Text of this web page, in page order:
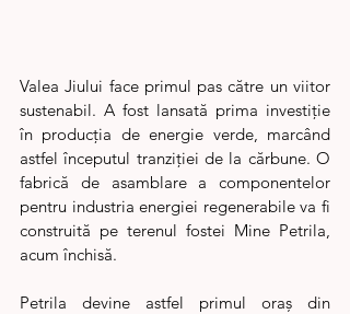
Valea Jiului face primul pas către un viitor
sustenabil. A fost lansată prima investiție
în producția de energie verde, marcând
astfel începutul tranziției de la cărbune. O
fabrică de asamblare a componentelor
pentru industria energiei regenerabile va fi
construită pe terenul fostei Mine Petrila,
acum închisă.
Petrila devine astfel primul oraș din